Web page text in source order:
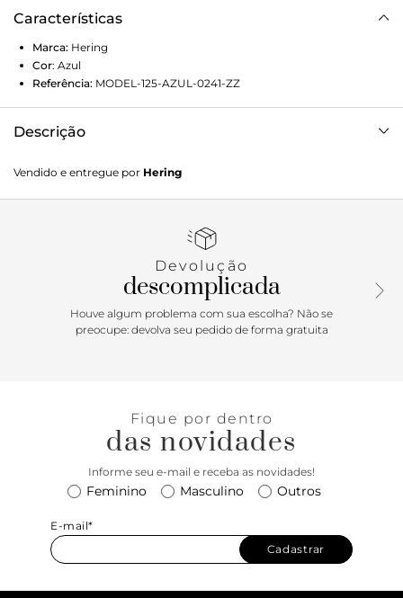
Características
Marca: Hering
Cor: Azul
Referência: MODEL-125-AZUL-0241-ZZ
Descrição
de toda mulher. Com toque macio e leve, proporciona
satisfação ao vestir, além de um caimento perfeito.Dicas de
looks, use sua imaginação e aposte com calças, shorts ou
peça: Em malha Modelagem slim Manga curta Decote
Vendido e entregue por Hering
Devolução
descomplicada
Houve algum problema com sua escolha? Não se
preocupe: devolva seu pedido de forma gratuita
Fique por dentro
das novidades
Informe seu e-mail e receba as novidades!
Feminino Masculino Outros
E-mail*
Cadastrar